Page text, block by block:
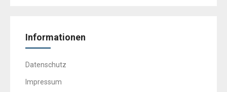
Informationen
Datenschutz
Impressum